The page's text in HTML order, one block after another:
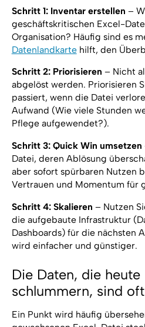
Schritt 1: Inventar erstellen –
geschäftskritischen Excel-
Organisation? Häufig sind es
Datenlandkartehilft, den
Schritt 2: Priorisieren – Nicht
abgelöst werden. Priorisieren
passiert, wenn die Datei
Aufwand (Wie viele Stunden
Pflege aufgewendet?).
Schritt 3: Quick Win umsetzen
Datei, deren Ablösung
aber sofort spürbaren Nutzen
Vertrauen und Momentum für
Schritt 4: Skalieren – Nutzen
die aufgebaute Infrastruktur
Dashboards) für die nächsten
wird einfacher und günstiger.
Die Daten, die heute
schlummern, sind
Ein Punkt wird häufig